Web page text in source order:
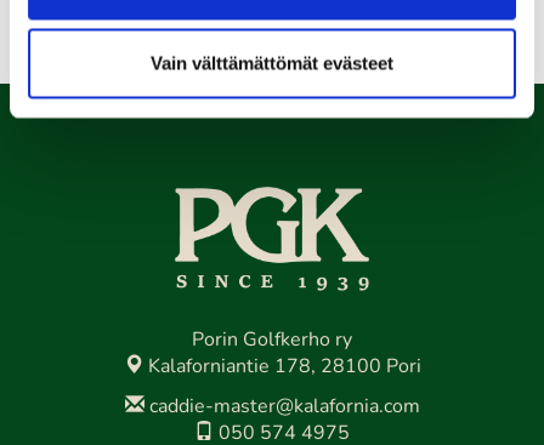
Vain välttämättömät evästeet
Porin Golfkerho ry
Kalaforniantie 178, 28100 Pori
caddie-master@kalafornia.com
050 574 4975